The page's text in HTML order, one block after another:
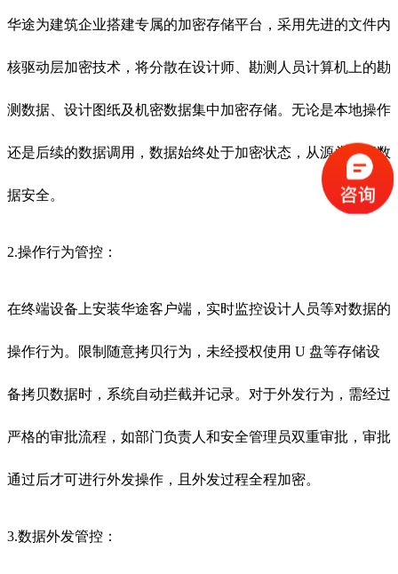
华途为建筑企业搭建专属的加密存储平台，采用先进的文件内
核驱动层加密技术，将分散在设计师、勘测人员计算机上的勘
测数据、设计图纸及机密数据集中加密存储。无论是本地操作
还是后续的数据调用，数据始终处于加密状态，从源头保障数
据安全。
2.操作行为管控：
在终端设备上安装华途客户端，实时监控设计人员等对数据的
操作行为。限制随意拷贝行为，未经授权使用 U 盘等存储设
备拷贝数据时，系统自动拦截并记录。对于外发行为，需经过
严格的审批流程，如部门负责人和安全管理员双重审批，审批
通过后才可进行外发操作，且外发过程全程加密。
3.数据外发管控：